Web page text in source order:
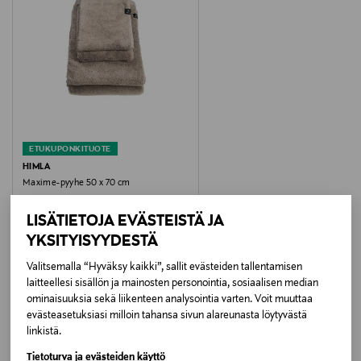
LISÄTIETOJA EVÄSTEISTÄ JA
YKSITYISYYDESTÄ
Valitsemalla “Hyväksy kaikki”, sallit evästeiden tallentamisen
laitteellesi sisällön ja mainosten personointia, sosiaalisen median
ominaisuuksia sekä liikenteen analysointia varten. Voit muuttaa
evästeasetuksiasi milloin tahansa sivun alareunasta löytyvästä
linkistä.
Tietoturva ja evästeiden käyttö
100 % puuvillaa
Pesuohjeet
Konepesu
60 °C
Kokotiedot
Väri
MOTHER OF PEARL
Koko
50 x 70 cm
ETUKUPONKITUOTE
HIMLA
Maxime-pyyhe 50 x 70 cm
LISÄÄ KIINNOSTAVIA
TUOTTEITA